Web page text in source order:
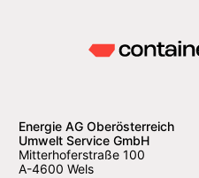
Energie AG Oberösterreich
Umwelt Service GmbH
Mitterhoferstraße 100
A-4600 Wels